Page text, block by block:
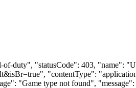
duty", "statusCode": 403, "name":
"contentType":
"Game type not found",